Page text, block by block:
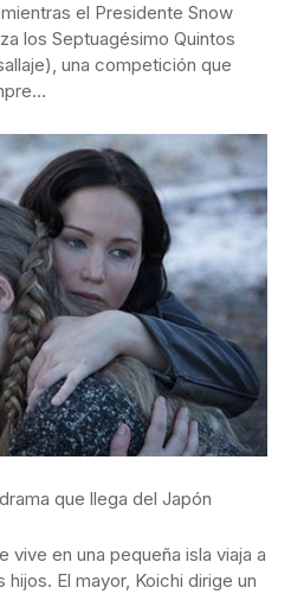
el Presidente Snow
los Septuagésimo Quintos
una competición que
que llega del Japón
vive en una pequeña isla viaja a
El mayor, Koichi dirige un